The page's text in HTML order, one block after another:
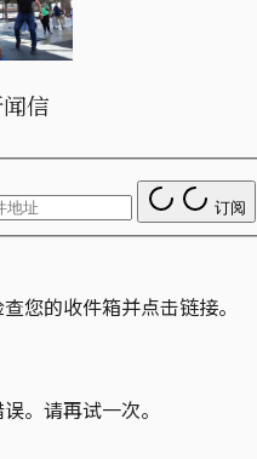
信
订阅
您的收件箱并点击链接。
。请再试一次。